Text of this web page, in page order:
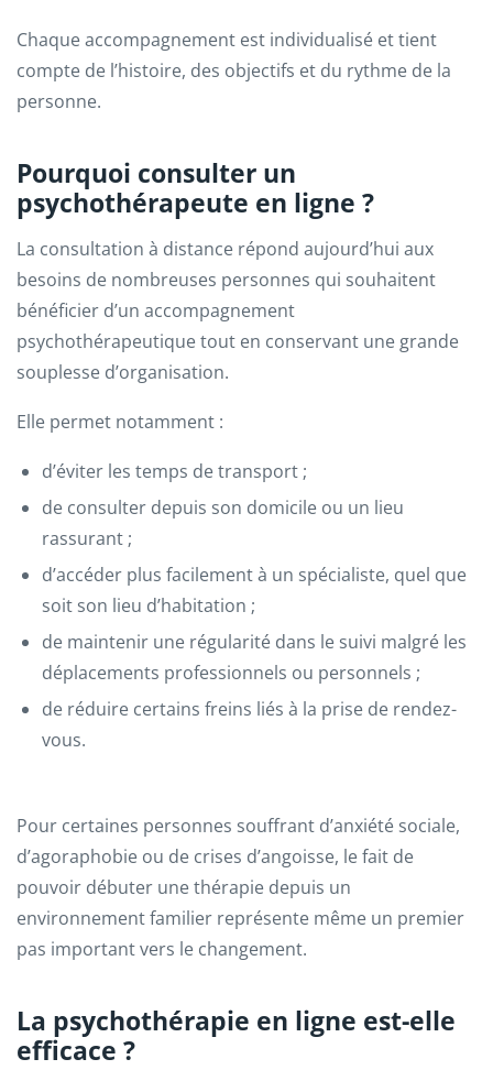
Chaque accompagnement est individualisé et tient
compte de l’histoire, des objectifs et du rythme de la
personne.
Pourquoi consulter un
psychothérapeute en ligne ?
La consultation à distance répond aujourd’hui aux
besoins de nombreuses personnes qui souhaitent
bénéficier d’un accompagnement
psychothérapeutique tout en conservant une grande
souplesse d’organisation.
Elle permet notamment :
d’éviter les temps de transport ;
de consulter depuis son domicile ou un lieu
rassurant ;
d’accéder plus facilement à un spécialiste, quel que
soit son lieu d’habitation ;
de maintenir une régularité dans le suivi malgré les
déplacements professionnels ou personnels ;
de réduire certains freins liés à la prise de rendez-
vous.
Pour certaines personnes souffrant d’anxiété sociale,
d’agoraphobie ou de crises d’angoisse, le fait de
pouvoir débuter une thérapie depuis un
environnement familier représente même un premier
pas important vers le changement.
La psychothérapie en ligne est-elle
efficace ?